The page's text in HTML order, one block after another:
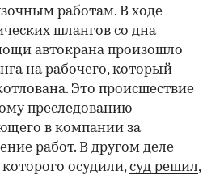
работам. В ходе
шлангов со дна
автокрана произошло
на рабочего, который
Это происшествие
преследованию
в компании за
работ. В другом деле
осудили,суд решил,